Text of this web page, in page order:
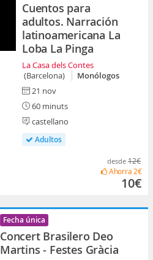
Cuentos para
adultos. Narración
latinoamericana La
Loba La Pinga
La Casa dels Contes
(Barcelona)
Monólogos
21 nov
60 minuts
castellano
Adultos
desde 12€
Ahorra 2€
10€
Fecha única
Concert Brasilero Deo
Martins - Festes Gràcia